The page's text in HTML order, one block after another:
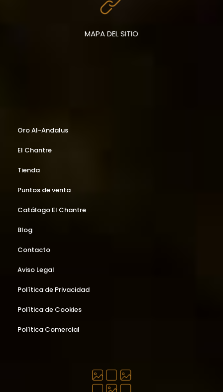
MAPA DEL SITIO
Oro Al-Andalus
El Chantre
Tienda
Puntos de venta
Catálogo El Chantre
Blog
Contacto
Aviso Legal
Política de Privacidad
Política de Cookies
Política Comercial